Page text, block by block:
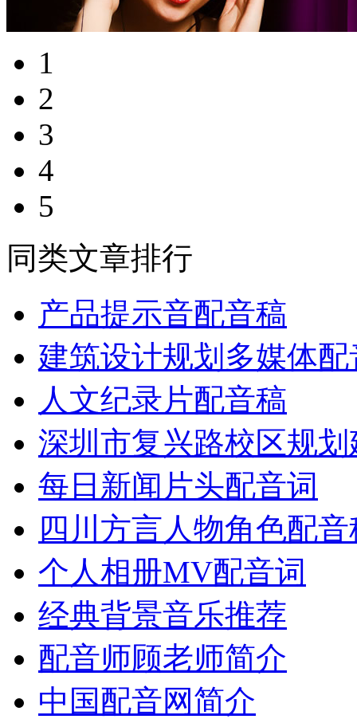
1
2
3
4
5
同类文章排行
产品提示音配音稿
建筑设计规划多媒体配
人文纪录片配音稿
深圳市复兴路校区规
每日新闻片头配音词
四川方言人物角色配音
个人相册MV配音词
经典背景音乐推荐
配音师顾老师简介
中国配音网简介